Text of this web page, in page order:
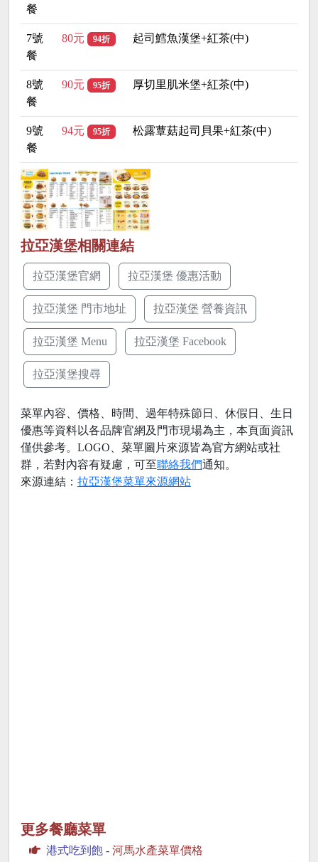
餐
7號
餐
80元 94折 起司鱈魚漢堡+紅茶(中)
8號
餐
90元 95折 厚切里肌米堡+紅茶(中)
9號
餐
94元 95折 松露蕈菇起司貝果+紅茶(中)
拉亞漢堡相關連結
拉亞漢堡官網 拉亞漢堡 優惠活動
拉亞漢堡 門市地址 拉亞漢堡 營養資訊
拉亞漢堡 Menu 拉亞漢堡 Facebook
拉亞漢堡搜尋
菜單內容、價格、時間、過年特殊節日、休假日、生日
優惠等資料以各品牌官網及門市現場為主，本頁面資訊
僅供參考。LOGO、菜單圖片來源皆為官方網站或社
群，若對內容有疑慮，可至聯絡我們通知。
來源連結： 拉亞漢堡菜單來源網站
更多餐廳菜單
港式吃到飽 - 河馬水產菜單價格